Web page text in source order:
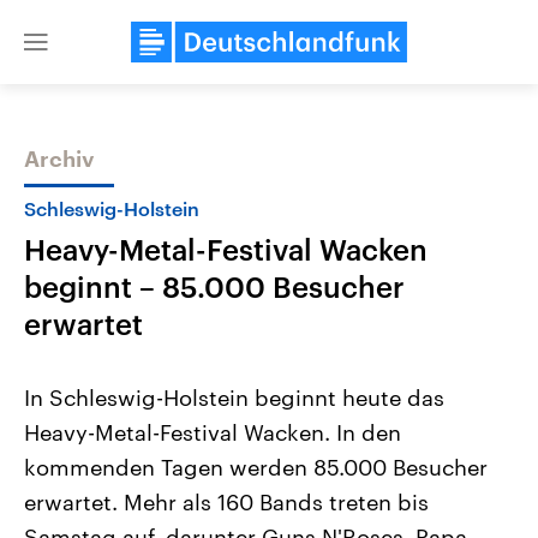
Close
Themen
2026
Alle Informationen
Sachsen-Anhalt wählt am 6.
September 2026 einen neuen
Landtag. Seit 2021 wird das
Bundesland von einer Koalition aus
Aktuelle Beiträge,
Hintergründe
Wirtschaftlich und
gehören die Vereinigten
den mächtigsten Ländern
mit großem Einfluss auf
Archiv
Schleswig-Holstein
Heavy-Metal-Festival Wacken
beginnt – 85.000 Besucher
erwartet
In Schleswig-Holstein beginnt heute das
Heavy-Metal-Festival Wacken. In den
kommenden Tagen werden 85.000 Besucher
erwartet. Mehr als 160 Bands treten bis